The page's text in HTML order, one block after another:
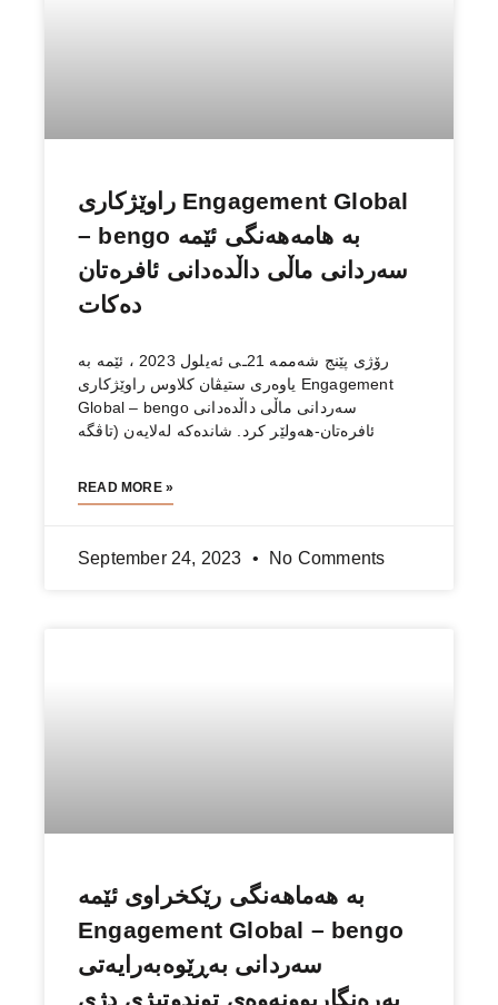
راوێژكاری Engagement Global
– bengo بە هامەهەنگی ئێمە
سەردانی ماڵی داڵدەدانی ئافرەتان
دەكات
رۆژی پێنج شەممە 21ـی ئەیلول 2023 ، ئێمە بە
یاوەری ستیڤان كلاوس راوێژكاری Engagement
Global – bengo سەردانی ماڵی داڵدەدانی
ئافرەتان-هەولێر كرد. شاندەكە لەلایەن (تاڤگە
READ MORE »
September 24, 2023 No Comments
بە هەماهەنگی رێكخراوی ئێمە
Engagement Global – bengo
سەردانی بەڕێوەبەرایەتی
بەرەنگاربوونەوەی توندوتیژی دژى